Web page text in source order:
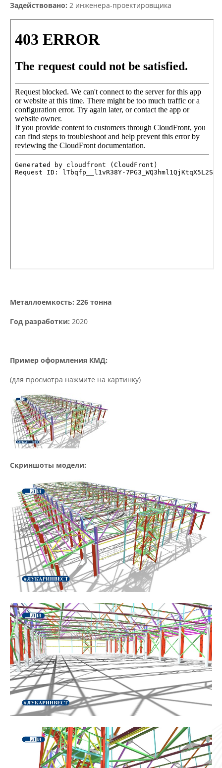
Задействовано: 2 инженера-проектировщика
Металлоемкость: 226 тонна
Год разработки: 2020
Пример оформления КМД:
(для просмотра нажмите на картинку)
Скриншоты модели: